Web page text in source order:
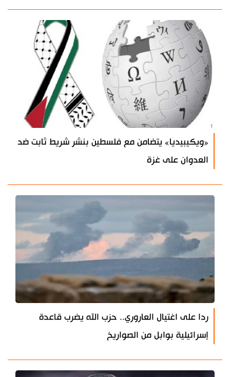
«ويكيبيديا» يتضامن مع فلسطين بنشر شريط ثابت ضد
العدوان على غزة
ردا على اغتيال العاروري.. حزب الله يضرب قاعدة
إسرائيلية بوابل من الصواريخ